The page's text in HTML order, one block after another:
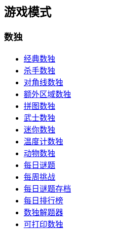
游戏模式
数独
经典数独
杀手数独
对角线数独
额外区域数独
拼图数独
武士数独
迷你数独
温度计数独
动物数独
每日谜题
每周挑战
每日谜题存档
每日排行榜
数独解题器
可打印数独